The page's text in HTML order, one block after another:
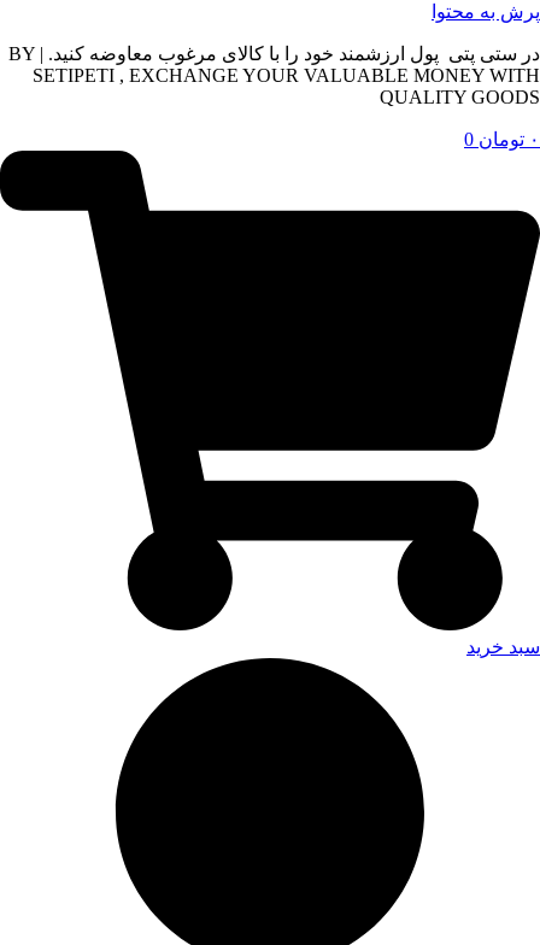
پرش به محتوا
در ستی پتی پول ارزشمند خود را با کالای مرغوب معاوضه کنید. | BY
SETIPETI , EXCHANGE YOUR VALUABLE MONEY WITH
QUALITY GOODS
۰ تومان 0
سبد خرید